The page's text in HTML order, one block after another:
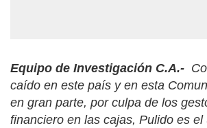
Equipo de Investigación C.A.-
caído en este país y en esta
en gran parte, por culpa de los
financiero en las cajas, Pulido es